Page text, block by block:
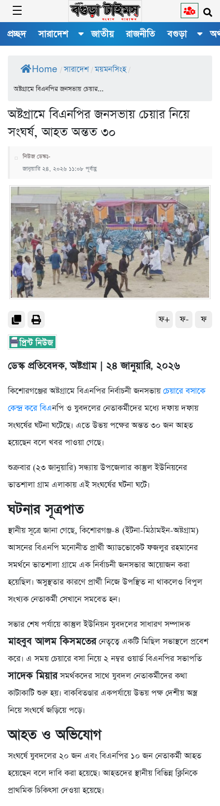
প্রচ্ছদ সারাদেশ জাতীয় রাজনীতি বগুড়া
Home / সারাদেশ / ময়মনসিংহ /
অষ্টগ্রামে বিএনপির জনসভায় চেয়ার...
অষ্টগ্রামে বিএনপির জনসভায় চেয়ার নিয়ে
সংঘর্ষ, আহত অন্তত ৩০
নিউজ ডেস্কঃ-
জানুয়ারি ২৪, ২০২৬ ১১:০৮ পূর্বাহ্ণ
ফ+ ফ- ফ
ডেস্ক প্রতিবেদক, অষ্টগ্রাম | ২৪ জানুয়ারি, ২০২৬
কিশোরগঞ্জের অষ্টগ্রামে বিএনপির নির্বাচনী জনসভায়চেয়ারে বসাকে
কেন্দ্র করে বিএনপি ও যুবদলের নেতাকর্মীদের মধ্যে দফায় দফায়
সংঘর্ষের ঘটনা ঘটেছে। এতে উভয় পক্ষের অন্তত ৩০ জন আহত
হয়েছেন বলে খবর পাওয়া গেছে।
শুক্রবার (২৩ জানুয়ারি) সন্ধ্যায় উপজেলার কাস্তুল ইউনিয়নের
ভাতশালা গ্রাম এলাকায় এই সংঘর্ষের ঘটনা ঘটে।
ঘটনার সূত্রপাত
স্থানীয় সূত্রে জানা গেছে, কিশোরগঞ্জ-৪ (ইটনা-মিঠামইন-অষ্টগ্রাম)
আসনের বিএনপি মনোনীত প্রার্থী অ্যাডভোকেট ফজলুর রহমানের
সমর্থনে ভাতশালা গ্রামে এক নির্বাচনী জনসভার আয়োজন করা
হয়েছিল। অসুস্থতার কারণে প্রার্থী নিজে উপস্থিত না থাকলেও বিপুল
সংখ্যক নেতাকর্মী সেখানে সমবেত হন।
সভার শেষ পর্যায়ে কাস্তুল ইউনিয়ন যুবদলের সাধারণ সম্পাদক
মাহবুব আলম কিসমতেরনেতৃত্বে একটি মিছিল সভাস্থলে প্রবেশ
করে। এ সময় চেয়ারে বসা নিয়ে ২ নম্বর ওয়ার্ড বিএনপির সভাপতি
সাদেক মিয়ারসমর্থকদের সাথে যুবদল নেতাকর্মীদের কথা
কাটাকাটি শুরু হয়। বাকবিতণ্ডার একপর্যায়ে উভয় পক্ষ দেশীয় অস্ত্র
নিয়ে সংঘর্ষে জড়িয়ে পড়ে।
আহত ও অভিযোগ
সংঘর্ষে যুবদলের ২০ জন এবং বিএনপির ১০ জন নেতাকর্মী আহত
হয়েছেন বলে দাবি করা হয়েছে। আহতদের স্থানীয় বিভিন্ন ক্লিনিকে
প্রাথমিক চিকিৎসা দেওয়া হয়েছে।